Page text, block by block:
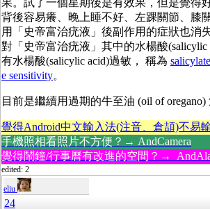
果。試了一個星期後是有效果，但是覺得
背後容易癢、晚上睡不好、左踝關節、膝
用「史帝富治疣液」後副作用的症狀也消
對「史帝富治疣液」其中的水楊酸
有水楊酸(salicylic acid)過敏， 稱為
e sensitivity。
目前是繼續用過期的牛至油 (oil of oregano)
覺得Android中文輸入法(注音、倉頡)不易
手機照相看照片不方便？→ AndCamera
覺得鬧鐘/行事曆有改進的空間？→
edited: 2
eliu
24